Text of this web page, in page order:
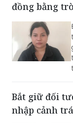
đồng bằng
Bắt giữ đối
nhập cảnh